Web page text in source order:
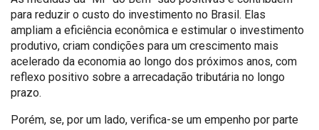
para reduzir o custo do investimento no Brasil. Elas
ampliam a eficiência econômica e estimular o investimento
produtivo, criam condições para um crescimento mais
acelerado da economia ao longo dos próximos anos, com
reflexo positivo sobre a arrecadação tributária no longo
prazo.
Porém, se, por um lado, verifica-se um empenho por parte